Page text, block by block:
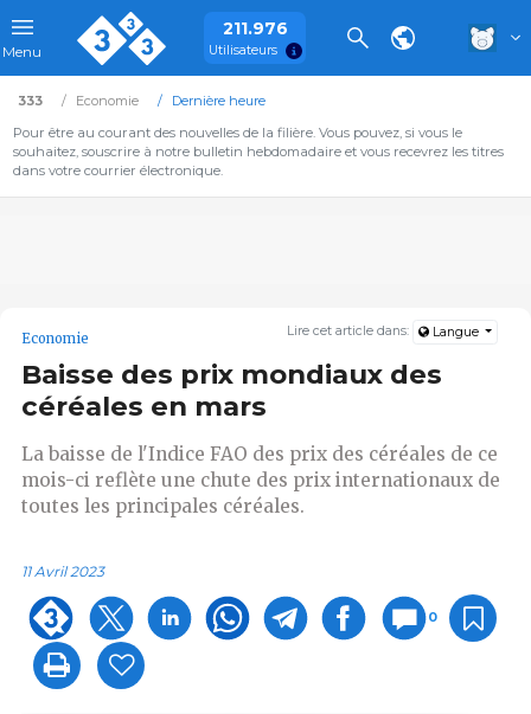
Menu
211.976
Utilisateurs
333 Economie
Dernière heure
Pour être au courant des nouvelles de la filière. Vous pouvez, si vous le
souhaitez, souscrire à notre bulletin hebdomadaire et vous recevrez les titres
dans votre courrier électronique.
Lire cet article dans: Langue
Economie
Baisse des prix mondiaux des
céréales en mars
La baisse de l'Indice FAO des prix des céréales de ce
mois-ci reflète une chute des prix internationaux de
toutes les principales céréales.
11 Avril 2023
0